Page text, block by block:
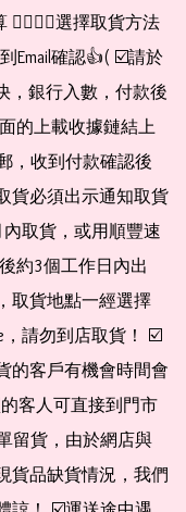
選擇取貨方法
Email確認👍( ☑️請於
，銀行入數，付款後
的上載收據鏈結上
，收到付款確認後
貨必須出示通知取貨
取貨，或用順豐速
約3個工作日內出
取貨地點一經選擇
，請勿到店取貨！ ☑️
的客戶有機會時間會
客人可直接到門市
留貨，由於網店與
貨品缺貨情況，我們